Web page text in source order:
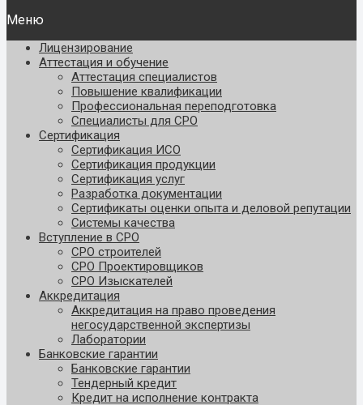
Меню
Лицензирование
Аттестация и обучение
Аттестация специалистов
Повышение квалификации
Профессиональная переподготовка
Специалисты для СРО
Сертификация
Сертификация ИСО
Сертификация продукции
Сертификация услуг
Разработка документации
Сертификаты оценки опыта и деловой репутации
Системы качества
Вступление в СРО
СРО строителей
СРО Проектировщиков
СРО Изыскателей
Аккредитация
Аккредитация на право проведения
негосударственной экспертизы
Лаборатории
Банковские гарантии
Банковские гарантии
Тендерный кредит
Кредит на исполнение контракта